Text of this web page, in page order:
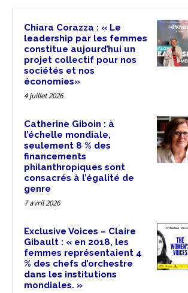
Chiara Corazza : « Le
leadership par les femmes
constitue aujourd’hui un
projet collectif pour nos
sociétés et nos
économies»
4 juillet 2026
Catherine Giboin : à
l’échelle mondiale,
seulement 8 % des
financements
philanthropiques sont
consacrés à l’égalité de
genre
7 avril 2026
Exclusive Voices – Claire
Gibault : « en 2018, les
femmes représentaient 4
% des chefs d’orchestre
dans les institutions
mondiales. »